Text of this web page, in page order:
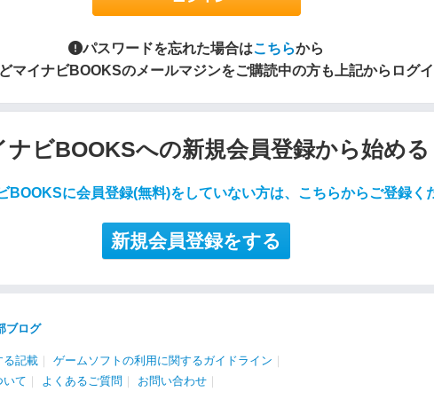
パスワードを忘れた場合はこちらから
マイナビBOOKSのメールマジンをご購読中の方も上記からログイ
ナビBOOKSへの新規会員登録から始める
BOOKSに会員登録(無料)をしていない方は、こちらからご登録く
新規会員登録をする
ブログ
る記載 ｜ ゲームソフトの利用に関するガイドライン ｜
いて ｜ よくあるご質問 ｜ お問い合わせ ｜